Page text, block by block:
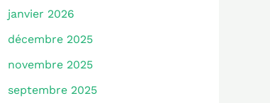
janvier 2026
décembre 2025
novembre 2025
septembre 2025